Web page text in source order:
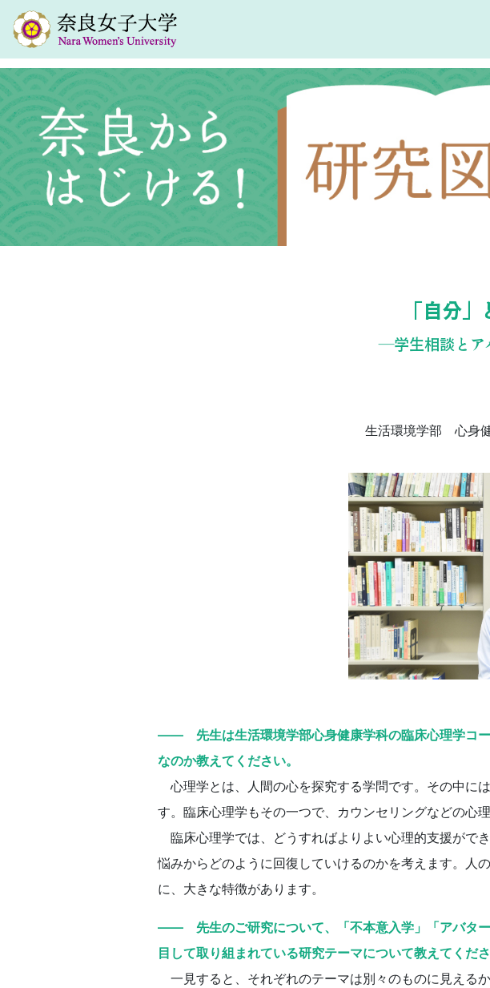
「自分
―学生相談とア
生活環境学部 心身
―― 先生は生活環境学部心身健康学科の臨床心理学コー
なのか教えてください。
心理学とは、人間の心を探究する学問です。その中に
す。臨床心理学もその一つで、カウンセリングなどの心
臨床心理学では、どうすればよりよい心理的支援がで
悩みからどのように回復していけるのかを考えます。人
に、大きな特徴があります。
―― 先生のご研究について、「不本意入学」「アバター
目して取り組まれている研究テーマについて教えてくださ
一見すると、それぞれのテーマは別々のものに見える